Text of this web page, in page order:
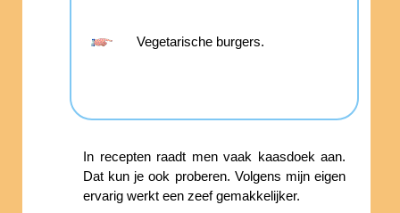
Vegetarische burgers.
In recepten raadt men vaak kaasdoek aan.
Dat kun je ook proberen. Volgens mijn eigen
ervarig werkt een zeef gemakkelijker.